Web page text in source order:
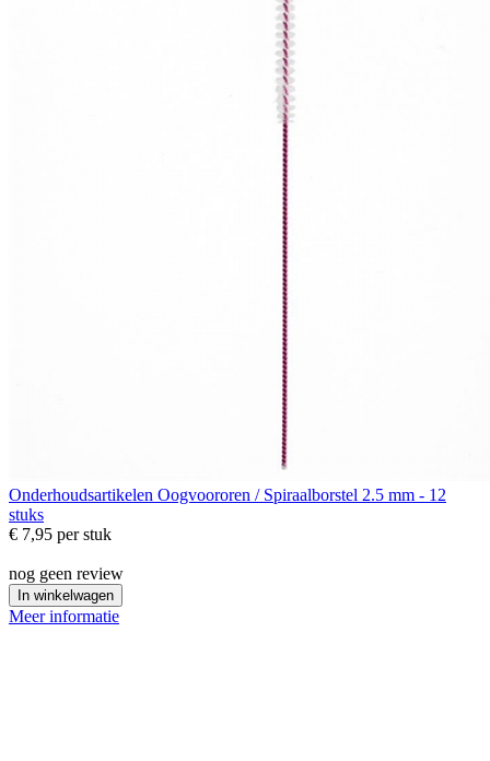
Onderhoudsartikelen Oogvoororen / Spiraalborstel 2.5 mm - 12
stuks
€ 7,95 per stuk
nog geen review
In winkelwagen
Meer informatie